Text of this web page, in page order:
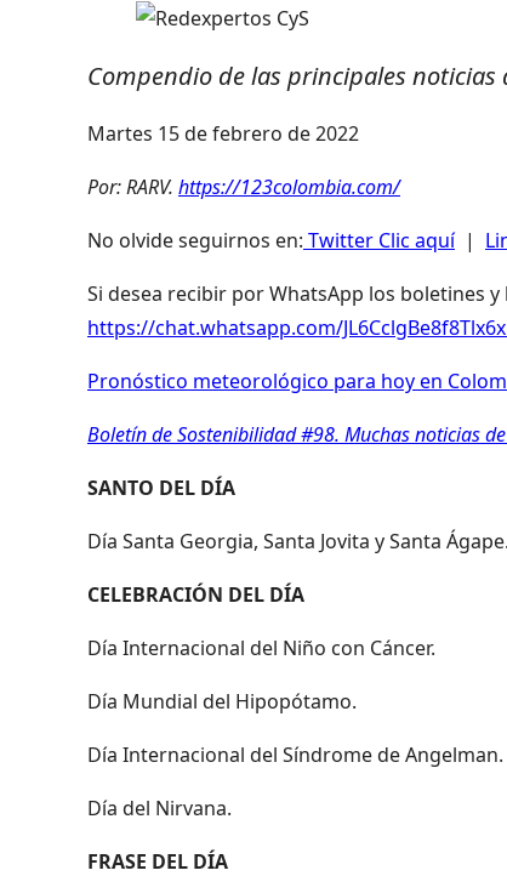
Compendio de las principales noticias
Martes 15 de febrero de 2022
Por: RARV. https://123colombia.com/
No olvide seguirnos en: Twitter Clic aquí|
Si desea recibir por WhatsApp los boletines
https://chat.whatsapp.com/
Pronóstico meteorológico para hoy en
Boletín de Sostenibilidad #98. Muchas noticias
SANTO DEL DÍA
Día Santa Georgia, Santa Jovita y Santa Ágape.
CELEBRACIÓN DEL DÍA
Día Internacional del Niño con Cáncer.
Día Mundial del Hipopótamo.
Día Internacional del Síndrome de Angelman.
Día del Nirvana.
FRASE DEL DÍA